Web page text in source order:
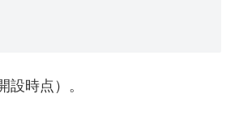
時点）。